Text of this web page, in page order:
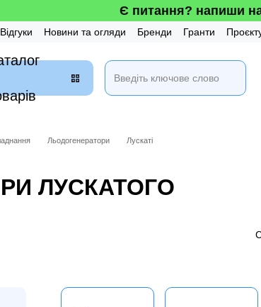
Є питання? напиши
Відгуки Новини та огляди Бренди Гранти
Льодогенератори Лускаті
ЛУСКАТОГО